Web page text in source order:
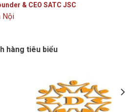
& CEO SATC JSC
Nội
hàng tiêu biểu